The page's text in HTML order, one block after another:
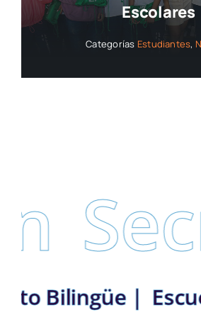
Escolares
Categorías Estudiantes,
Distrito Bilingüe |